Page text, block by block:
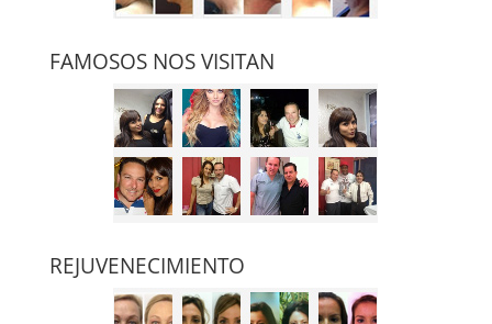
FAMOSOS NOS VISITAN
REJUVENECIMIENTO